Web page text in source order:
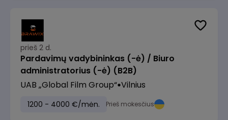
prieš 2 d.
Pardavimų vadybininkas (-ė) / Biuro
administratorius (-ė) (B2B)
UAB „Global Film Group“ Vilnius
1200 - 4000 €/mėn. Prieš mokesčius